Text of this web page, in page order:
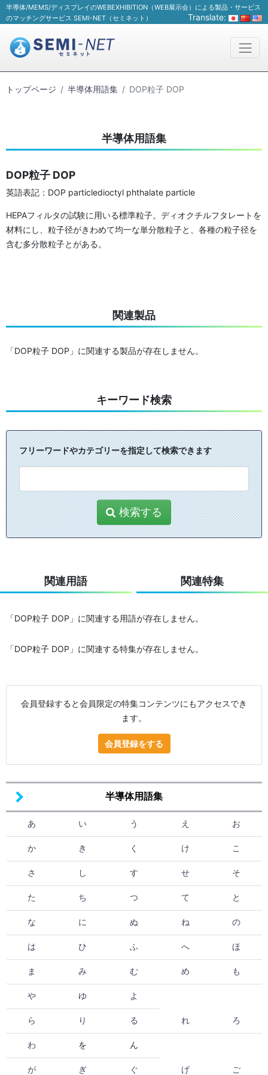
半導体/MEMS/ディスプレイのWEBEXHIBITION（WEB展示会）による製品・サービス
のマッチングサービス SEMI-NET（セミネット）
Translate:
トップページ 半導体用語集 DOP粒子 DOP
半導体用語集
あ い う え お
か き く け こ
さ し す せ そ
た ち つ て と
な に ぬ ね の
は ひ ふ へ ほ
ま み む め も
や ゆ よ
ら り る れ ろ
わ を ん
が ぎ ぐ げ ご
半導体用語集
DOP粒子 DOP
英語表記：DOP particledioctyl phthalate particle
HEPAフィルタの試験に用いる標準粒子。ディオクチルフタレートを
材料にし、粒子径がきわめて均一な単分散粒子と、各種の粒子径を
含む多分散粒子とがある。
関連製品
「DOP粒子 DOP」に関連する製品が存在しません。
キーワード検索
フリーワードやカテゴリーを指定して検索できます
検索する
関連用語 関連特集
「DOP粒子 DOP」に関連する用語が存在しません。
「DOP粒子 DOP」に関連する特集が存在しません。
会員登録すると会員限定の特集コンテンツにもアクセスでき
ます。
会員登録をする